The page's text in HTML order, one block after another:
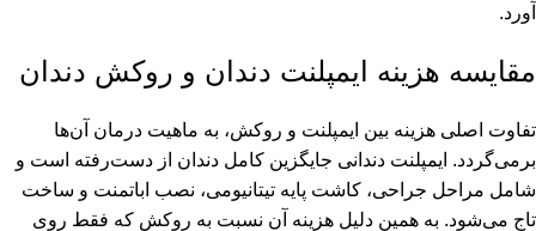
آورد.
مقایسه هزینه ایمپلنت دندان و روکش دندان
تفاوت اصلی هزینه بین ایمپلنت و روکش، به ماهیت درمان آن‌ها
برمی‌گردد. ایمپلنت دندانی جایگزین کامل دندان از دست‌رفته است و
شامل مراحل جراحی، کاشت پایه تیتانیومی، نصب اباتمنت و ساخت
تاج می‌شود. به همین دلیل هزینه آن نسبت به روکش که فقط روی